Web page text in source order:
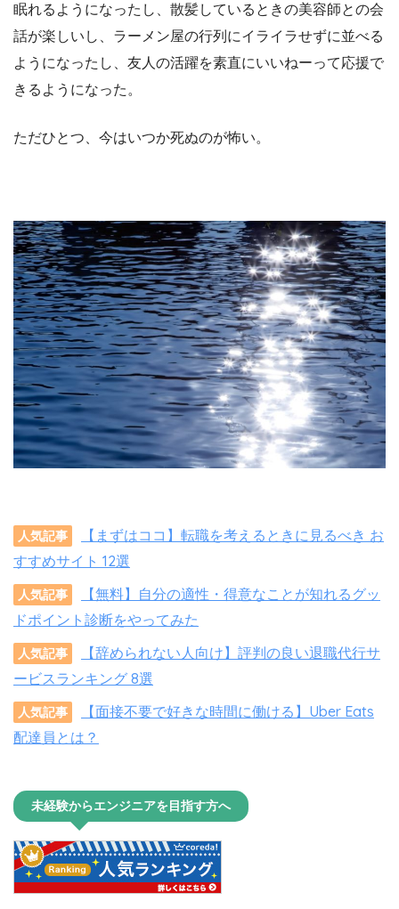
眠れるようになったし、散髪しているときの美容師との会
話が楽しいし、ラーメン屋の行列にイライラせずに並べる
ようになったし、友人の活躍を素直にいいねーって応援で
きるようになった。
ただひとつ、今はいつか死ぬのが怖い。
人気記事
【まずはココ】転職を考えるときに見るべき お
すすめサイト 12選
人気記事
【無料】自分の適性・得意なことが知れるグッ
ドポイント診断をやってみた
人気記事
【辞められない人向け】評判の良い退職代行サ
ービスランキング 8選
人気記事
【面接不要で好きな時間に働ける】Uber Eats
配達員とは？
未経験からエンジニアを目指す方へ